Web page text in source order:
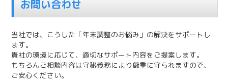
お問い合わせ
当社では、こうした「年末調整のお悩み」の解決をサポートし
ます。
貴社の環境に応じて、適切なサポート内容をご提案します。
もちろんご相談内容は守秘義務により厳重に守られますので、
ご安心ください。